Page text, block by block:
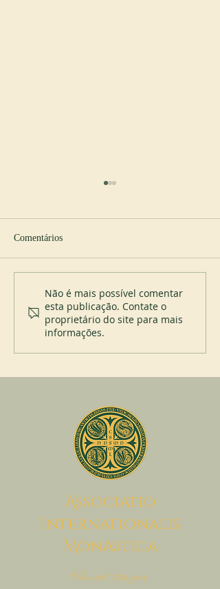
Comentários
Não é mais possível comentar
esta publicação. Contate o
proprietário do site para mais
informações.
Associatio
Internationalis
MonAstica
Vamos trazer